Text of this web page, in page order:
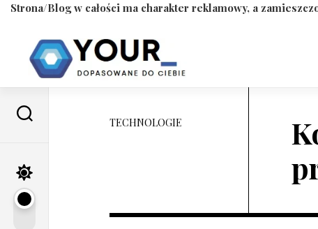
Strona/Blog w całości ma charakter reklamowy, a
content
TECHNOLOGIE